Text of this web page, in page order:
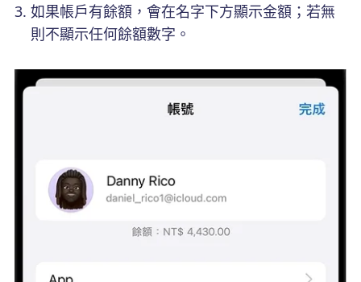
如果帳戶有餘額，會在名字下方顯示金額；若無
則不顯示任何餘額數字。